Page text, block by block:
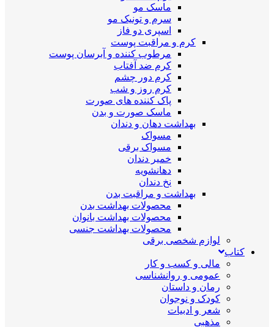
ماسک مو
سرم و تونیک مو
اسپری دو فاز
کرم و مراقبت پوست
مرطوب کننده و آبرسان پوست
کرم ضد آفتاب
کرم دور چشم
کرم روز و شب
پاک کننده های صورت
ماسک صورت و بدن
بهداشت دهان و دندان
مسواک
مسواک برقی
خمیر دندان
دهانشویه
نخ دندان
بهداشت و مراقبت بدن
محصولات بهداشت بدن
محصولات بهداشت بانوان
محصولات بهداشت جنسی
لوازم شخصی برقی
کتاب
مالی و کسب و کار
عمومی و روانشناسی
رمان و داستان
کودک و نوجوان
شعر و ادبیات
مذهبی